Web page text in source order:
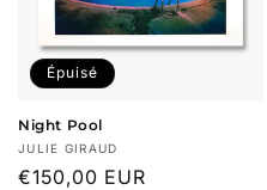
Épuisé
Night Pool
Fournisseur :
JULIE GIRAUD
Prix
€150,00 EUR